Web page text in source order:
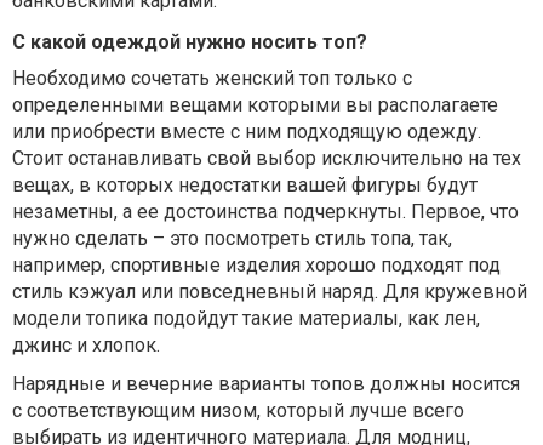
С какой одеждой нужно носить топ?
Необходимо сочетать женский топ только с
определенными вещами которыми вы располагаете
или приобрести вместе с ним подходящую одежду.
Стоит останавливать свой выбор исключительно на тех
вещах, в которых недостатки вашей фигуры будут
незаметны, а ее достоинства подчеркнуты. Первое, что
нужно сделать – это посмотреть стиль топа, так,
например, спортивные изделия хорошо подходят под
стиль кэжуал или повседневный наряд. Для кружевной
модели топика подойдут такие материалы, как лен,
джинс и хлопок.
Нарядные и вечерние варианты топов должны носится
с соответствующим низом, который лучше всего
выбирать из идентичного материала. Для модниц,